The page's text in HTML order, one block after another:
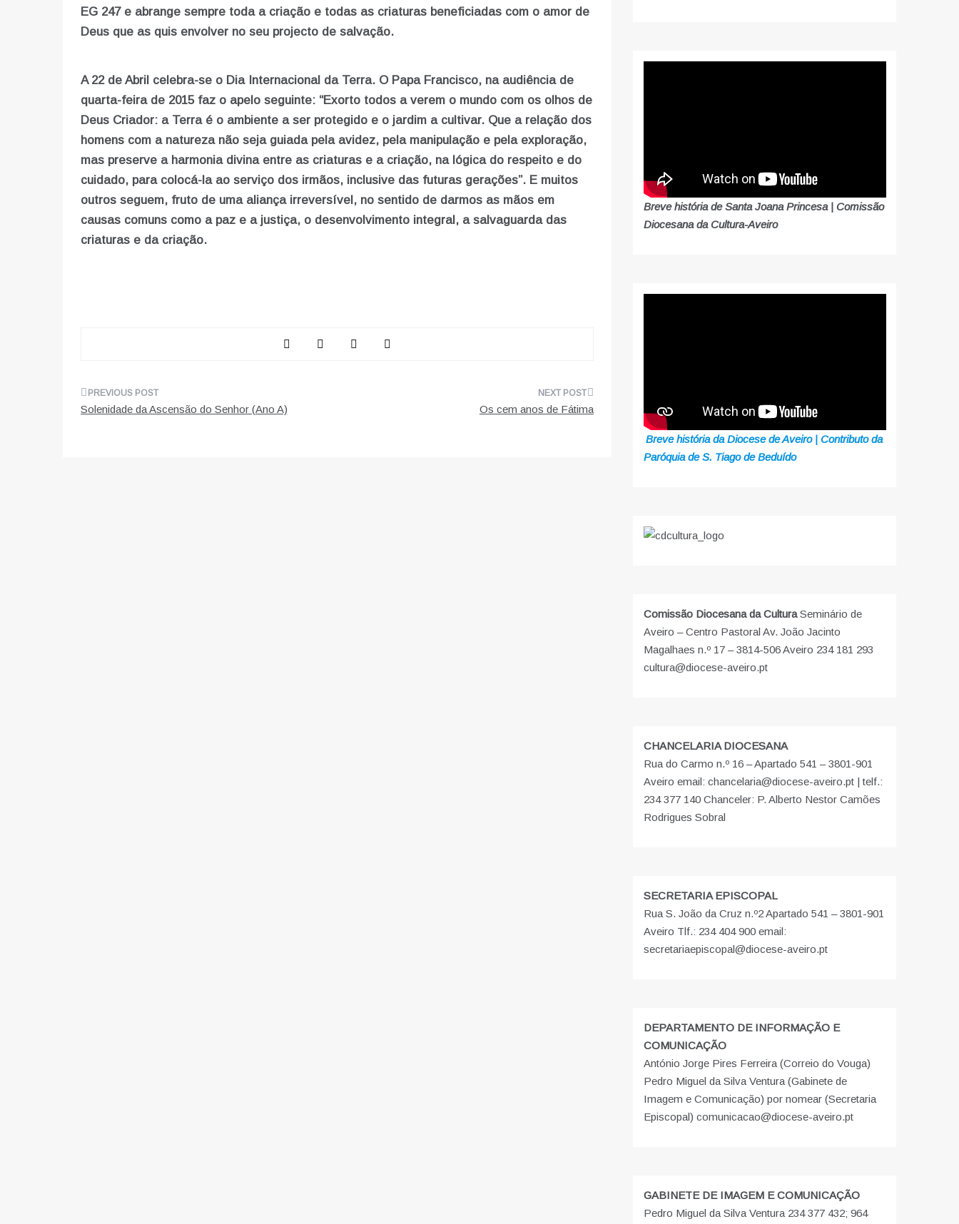
EG 247 e abrange sempre toda a criação e todas as criaturas beneficiadas com o amor de
Deus que as quis envolver no seu projecto de salvação.
A 22 de Abril celebra-se o Dia Internacional da Terra. O Papa Francisco, na audiência de
quarta-feira de 2015 faz o apelo seguinte: “Exorto todos a verem o mundo com os olhos de
Deus Criador: a Terra é o ambiente a ser protegido e o jardim a cultivar. Que a relação dos
homens com a natureza não seja guiada pela avidez, pela manipulação e pela exploração,
mas preserve a harmonia divina entre as criaturas e a criação, na lógica do respeito e do
cuidado, para colocá-la ao serviço dos irmãos, inclusive das futuras gerações”. E muitos
outros seguem, fruto de uma aliança irreversível, no sentido de darmos as mãos em
causas comuns como a paz e a justiça, o desenvolvimento integral, a salvaguarda das
criaturas e da criação.
Navegação
Solenidade da Ascensão do Senhor (Ano A) Os cem anos de Fátima
Breve história de Santa Joana Princesa | Comissão
Diocesana da Cultura-Aveiro
Breve história da Diocese de Aveiro | Contributo da
Paróquia de S. Tiago de Beduído
Comissão Diocesana da CulturaSeminário de
Aveiro – Centro Pastoral Av. João Jacinto
Magalhaes n.º 17 – 3814-506 Aveiro 234 181 293
cultura@diocese-aveiro.pt
CHANCELARIA DIOCESANA
Rua do Carmo n.º 16 – Apartado 541 – 3801-901
Aveiro email: chancelaria@diocese-aveiro.pt | telf.:
234 377 140 Chanceler: P. Alberto Nestor Camões
Rodrigues Sobral
SECRETARIA EPISCOPAL
Rua S. João da Cruz n.º2 Apartado 541 – 3801-901
Aveiro Tlf.: 234 404 900 email:
secretariaepiscopal@diocese-aveiro.pt
DEPARTAMENTO DE INFORMAÇÃO E
COMUNICAÇÃO
António Jorge Pires Ferreira (Correio do Vouga)
Pedro Miguel da Silva Ventura (Gabinete de
Imagem e Comunicação) por nomear (Secretaria
Episcopal) comunicacao@diocese-aveiro.pt
GABINETE DE IMAGEM E COMUNICAÇÃO
Pedro Miguel da Silva Ventura 234 377 432; 964